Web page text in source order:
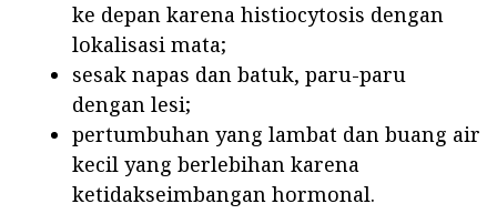
ke depan karena histiocytosis dengan
lokalisasi mata;
sesak napas dan batuk, paru-paru
dengan lesi;
pertumbuhan yang lambat dan buang air
kecil yang berlebihan karena
ketidakseimbangan hormonal.